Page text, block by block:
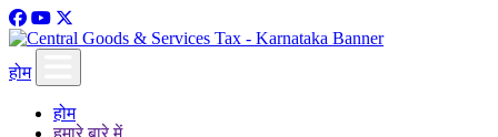
होम
होम
हमारे बारे में